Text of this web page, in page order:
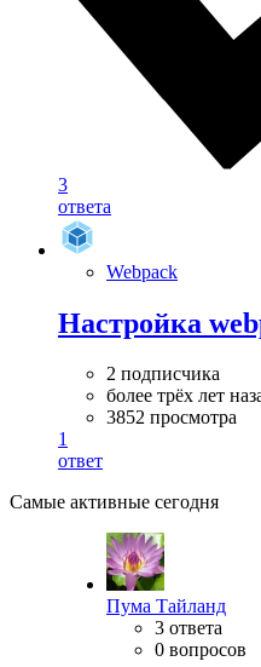
3
ответа
Webpack
Настройка
2 подписчика
более трёх лет
3852 просмотра
1
ответ
Самые активные сегодня
Пума Тайланд
3 ответа
0 вопросов